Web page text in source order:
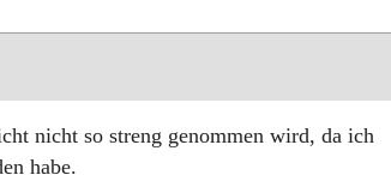
nicht so streng genommen wird, da ich
habe.